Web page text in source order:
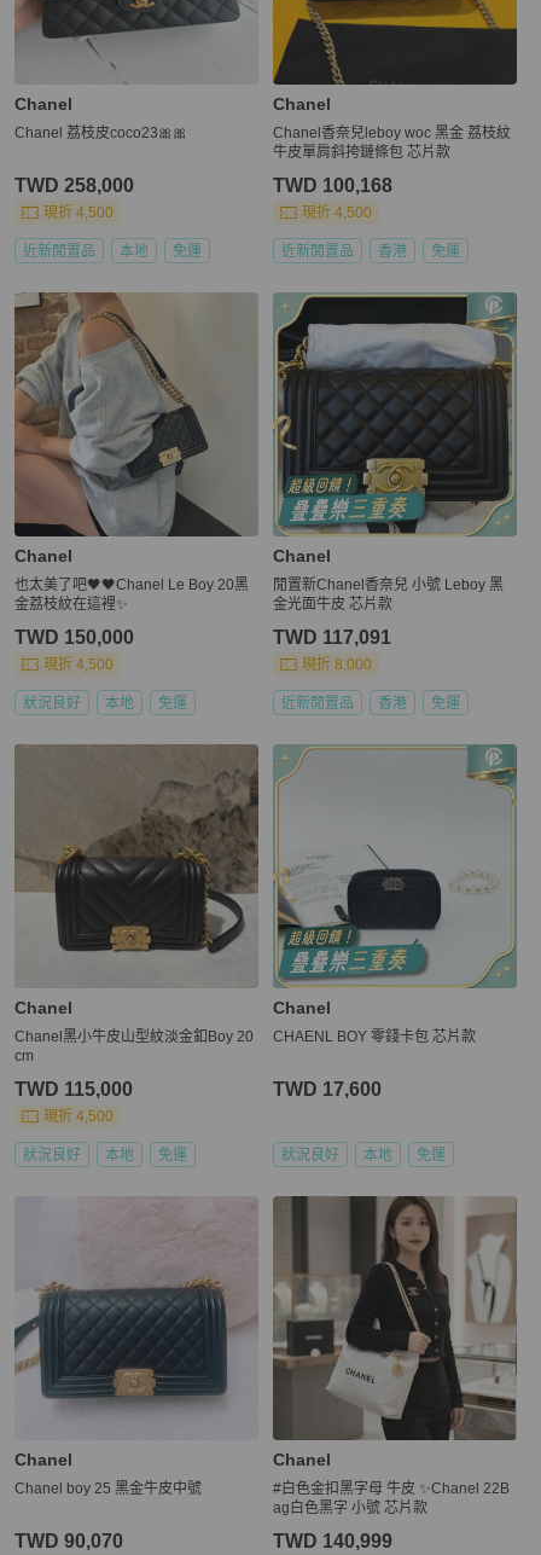
Chanel
Chanel 荔枝皮coco23🎀🎀
TWD 258,000
現折 4,500
近新閒置品 本地 免運
Chanel
Chanel香奈兒leboy woc 黑金 荔枝紋
牛皮單肩斜挎鏈條包 芯片款
TWD 100,168
現折 4,500
近新閒置品 香港 免運
Chanel
也太美了吧🖤🖤Chanel Le Boy 20黑
金荔枝紋在這裡✨
TWD 150,000
現折 4,500
狀況良好 本地 免運
Chanel
閒置新Chanel香奈兒 小號 Leboy 黑
金光面牛皮 芯片款
TWD 117,091
現折 8,000
近新閒置品 香港 免運
Chanel
Chanel黑小牛皮山型紋淡金釦Boy 20
cm
TWD 115,000
現折 4,500
狀況良好 本地 免運
Chanel
CHAENL BOY 零錢卡包 芯片款
TWD 17,600
狀況良好 本地 免運
Chanel
Chanel boy 25 黑金牛皮中號
TWD 90,070
Chanel
#白色金扣黑字母 牛皮 ✨Chanel 22B
ag白色黑字 小號 芯片款
TWD 140,999